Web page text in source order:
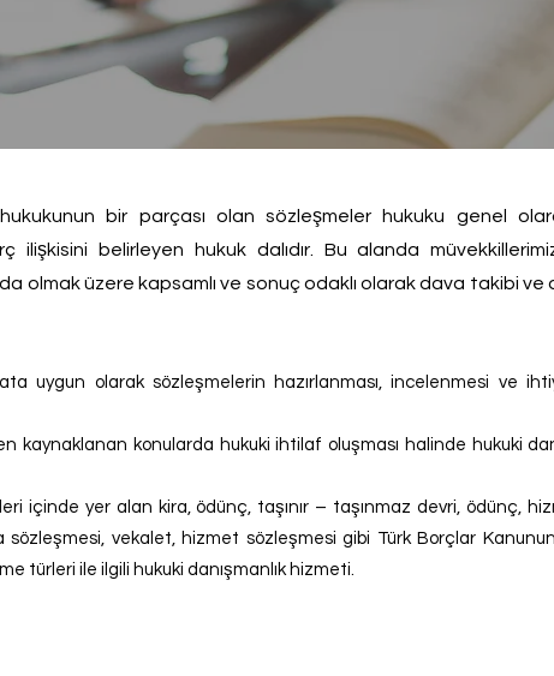
bir parçası olan sözleşmeler hukuku genel
ilişkisini belirleyen hukuk dalıdır. Bu alanda
olmak üzere kapsamlı ve sonuç odaklı olarak dava takibi ve
uygun olarak sözleşmelerin hazırlanması, incelenmesi ve
kaynaklanan konularda hukuki ihtilaf oluşması halinde hukuki
içinde yer alan kira, ödünç, taşınır – taşınmaz devri, ödünç,
sözleşmesi, vekalet, hizmet sözleşmesi gibi Türk Borçlar
türleri ile ilgili hukuki danışmanlık hizmeti.